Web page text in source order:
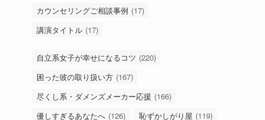
カウンセリングご相談事例 (17)
講演タイトル (17)
自立系女子が幸せになるコツ (220)
困った彼の取り扱い方 (167)
尽くし系・ダメンズメーカー応援 (166)
優しすぎるあなたへ (126) 恥ずかしがり屋 (119)